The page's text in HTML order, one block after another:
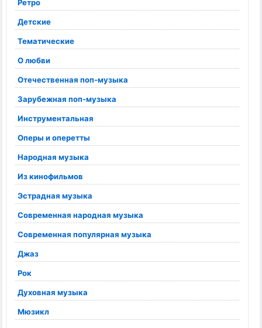
Ретро
Детские
Тематические
О любви
Отечественная поп-музыка
Зарубежная поп-музыка
Инструментальная
Оперы и оперетты
Народная музыка
Из кинофильмов
Эстрадная музыка
Современная народная музыка
Современная популярная музыка
Джаз
Рок
Духовная музыка
Мюзикл